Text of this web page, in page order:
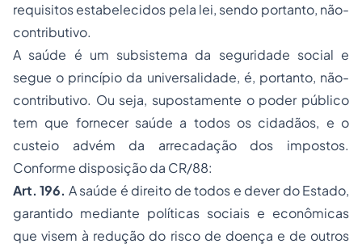
requisitos estabelecidos pela lei, sendo portanto, não-
contributivo.
A saúde é um subsistema da seguridade social e
segue o princípio da universalidade, é, portanto, não-
contributivo. Ou seja, supostamente o poder público
tem que fornecer saúde a todos os cidadãos, e o
custeio advém da arrecadação dos impostos.
Conforme disposição da CR/88:
Art. 196. A saúde é direito de todos e dever do Estado,
garantido mediante políticas sociais e econômicas
que visem à redução do risco de doença e de outros